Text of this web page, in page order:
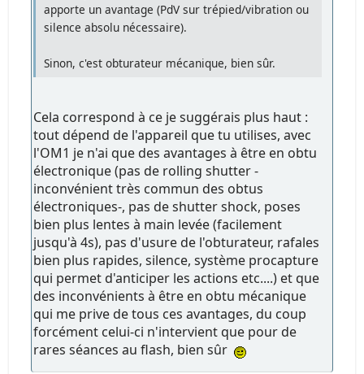
apporte un avantage (PdV sur trépied/vibration ou
silence absolu nécessaire).
Sinon, c'est obturateur mécanique, bien sûr.
Cela correspond à ce je suggérais plus haut :
tout dépend de l'appareil que tu utilises, avec
l'OM1 je n'ai que des avantages à être en obtu
électronique (pas de rolling shutter -
inconvénient très commun des obtus
électroniques-, pas de shutter shock, poses
bien plus lentes à main levée (facilement
jusqu'à 4s), pas d'usure de l'obturateur, rafales
bien plus rapides, silence, système procapture
qui permet d'anticiper les actions etc....) et que
des inconvénients à être en obtu mécanique
qui me prive de tous ces avantages, du coup
forcément celui-ci n'intervient que pour de
rares séances au flash, bien sûr